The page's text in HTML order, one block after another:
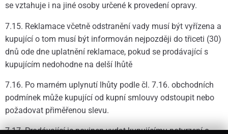
se vztahuje i na jiné osoby určené k provedení opravy.
7.15. Reklamace včetně odstranění vady musí být vyřízena a
kupující o tom musí být informován nejpozději do třiceti (30)
dnů ode dne uplatnění reklamace, pokud se prodávající s
kupujícím nedohodne na delší lhůtě
7.16. Po marném uplynutí lhůty podle čl. 7.16. obchodních
podmínek může kupující od kupní smlouvy odstoupit nebo
požadovat přiměřenou slevu.
7.17. Prodávající je povinen vydat kupujícímu potvrzení o